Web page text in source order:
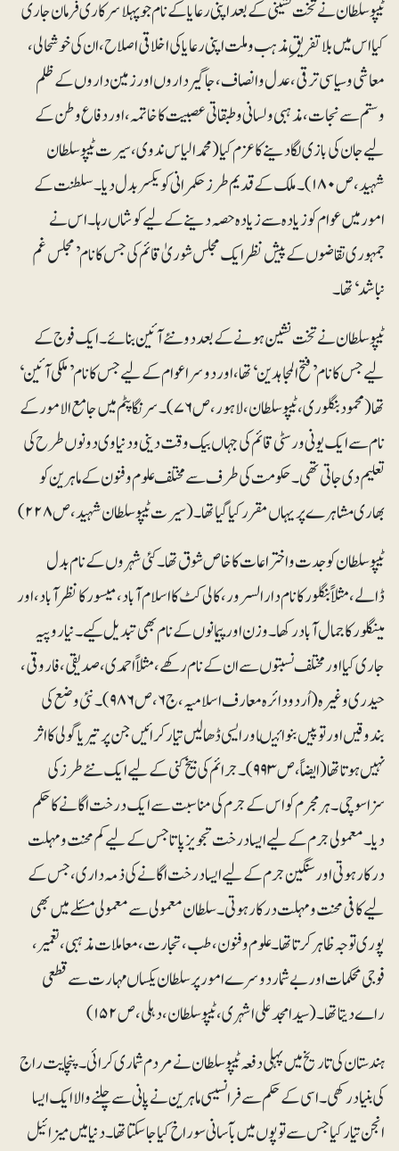
ٹیپو سلطان نے تخت نشینی کے بعداپنی رعایا کے نام جو پہلا سرکاری فرمان جاری
کیا اس میں بلاتفریقِ مذہب و ملت اپنی رعایا کی اخلاقی اصلاح، ان کی خوشحالی ،
معاشی و سیاسی ترقی، عدل و انصاف ، جاگیرداروں اور زمین داروں کے ظلم
وستم سے نجات ، مذہبی و لسانی و طبقاتی عصبیت کا خاتمہ ، اور دفاع وطن کے
لیے جان کی بازی لگادینے کا عزم کیا (محمد الیاس ندوی، سیرت ٹیپو سلطان
شہید،ص ۱۸۰)۔ ملک کے قدیم طرز حکمرانی کو یکسر بدل دیا۔سلطنت کے
امور میں عوام کو زیادہ سے زیادہ حصہ دینے کے لیے کوشاں رہا۔ اس نے
جمہوری تقاضوں کے پیش نظر ایک مجلس شوریٰ قائم کی جس کا نام ’مجلس غم
نباشد‘تھا۔
ٹیپوسلطان نے تخت نشین ہونے کے بعد دو نئے آئین بنائے۔ ایک فوج کے
لیے جس کا نام ’فتح المجاہدین‘ تھا، اور دوسرا عوام کے لیے جس کا نام ’ملکی آئین ‘
تھا (محمود بنگلوری،ٹیپو سلطان، لاہور، ص۷۶)۔ سرنگا پٹم میں جامع الامور کے
نام سے ایک یونی ورسٹی قائم کی جہاں بیک وقت دینی و دنیاوی دونوں طرح کی
تعلیم دی جاتی تھی ۔ حکومت کی طرف سے مختلف علوم و فنون کے ماہرین کو
بھاری مشاہرے پر یہاں مقرر کیا گیا تھا ۔( سیرت ٹیپو سلطان شہید،ص ۲۲۸ )
ٹیپو سلطان کو جدت و اختراعات کا خاص شوق تھا۔کئی شہروں کے نام بدل
ڈالے، مثلاً بنگلور کا نام دارالسرور، کالی کٹ کا اسلام آباد، میسور کا نظر آباد ، اور
مینگلور کا جمال آباد رکھا۔ وزن اور پیمانوں کے نام بھی تبدیل کیے۔نیا روپیہ
جاری کیااور مختلف نسبتوں سے ان کے نام رکھے، مثلاً احمدی، صدیقی، فاروقی،
حیدری وغیرہ(اُردو دائرہ معارف اسلامیہ، ج۶، ص ۹۸۶)۔ نئی وضع کی
بندوقیں اور توپیں بنوائیںاور ایسی ڈھالیں تیار کرائیں جن پر تیر یا گولی کا اثر
نہیں ہوتا تھا(ایضاً، ص ۹۹۳)۔ جرائم کی بیخ کنی کے لیے ایک نئے طرز کی
سزاسوچی۔ ہر مجرم کو اس کے جرم کی مناسبت سے ایک درخت اگانے کا حکم
دیا۔ معمولی جرم کے لیے ایسا درخت تجویز پاتا جس کے لیے کم محنت و مہلت
درکار ہوتی اور سنگین جرم کے لیے ایسا درخت اگانے کی ذمہ داری، جس کے
لیے کافی محنت و مہلت درکار ہوتی۔ سلطان معمولی سے معمولی مسئلے میں بھی
پور ی توجہ ظاہر کرتا تھا۔ علوم و فنون ، طب ، تجارت، معاملات مذہبی ، تعمیر،
فوجی محکمات اور بے شمار دوسرے امور پر سلطان یکساں مہارت سے قطعی
راے دیتا تھا۔(سید امجد علی اشہری ، ٹیپو سلطان، دہلی، ص ۱۵۲)
ہندستان کی تاریخ میں پہلی دفعہ ٹیپو سلطان نے مردم شماری کرائی۔پنچایت راج
کی بنیاد رکھی۔ اسی کے حکم سے فرانسیسی ماہرین نے پانی سے چلنے والا ایک ایسا
انجن تیار کیا جس سے توپوں میں بآسانی سوراخ کیا جاسکتا تھا۔ دنیا میں میزائیل